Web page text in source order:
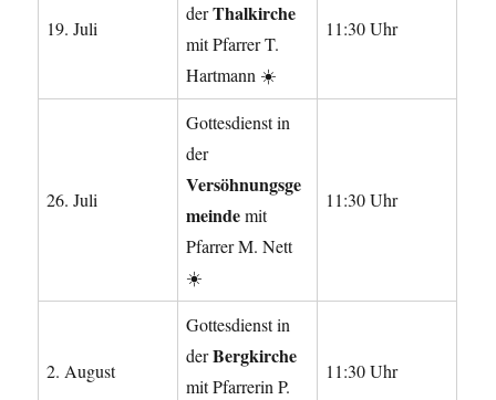
19. Juli
derThalkirche
mit Pfarrer T.
Hartmann ☀️
11:30 Uhr
26. Juli
Gottesdienst in
der
Versöhnungsge
meindemit
Pfarrer M. Nett
☀️
11:30 Uhr
2. August
Gottesdienst in
derBergkirche
mit Pfarrerin P.
11:30 Uhr